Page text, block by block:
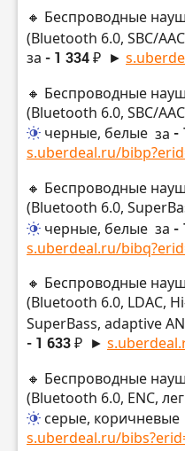
🔸 Беспроводные
(Bluetooth 6.0, SBC/
за - 1 334 ₽ ►
🔸 Беспроводные
(Bluetooth 6.0, SBC/
черные, белые за -
s.uberdeal.ru/
🔸 Беспроводные
(Bluetooth 6.0,
черные, белые за -
s.uberdeal.ru/
🔸 Беспроводные
(Bluetooth 6.0, LDAC,
SuperBass, adaptive
- 1 633 ₽ ►
🔸 Беспроводные
(Bluetooth 6.0, ENC,
серые, коричневые
s.uberdeal.ru/